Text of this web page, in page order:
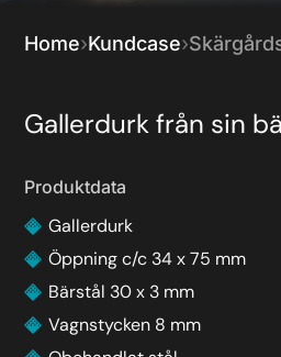
Home Kundcase
Gallerdurk från sin
Produktdata
Gallerdurk
Öppning c/c 34 x 75 mm
Bärstål 30 x 3 mm
Vagnstycken 8 mm